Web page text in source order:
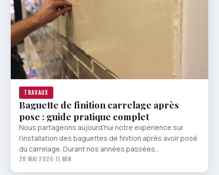
TRAVAUX
Baguette de finition carrelage après
pose : guide pratique complet
Nous partageons aujourd’hui notre expérience sur
l’installation des baguettes de finition après avoir posé
du carrelage. Durant nos années passées…
28 MAI 2026·11 MIN